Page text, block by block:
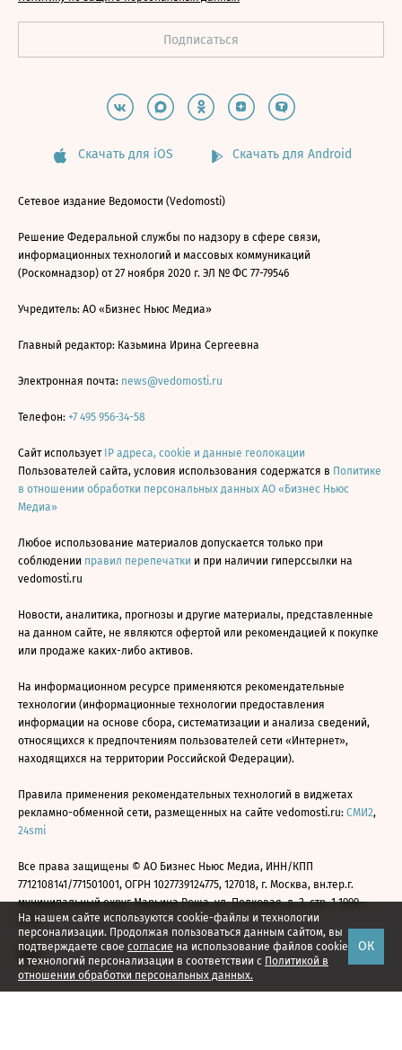
На нашем сайте используются cookie-файлы и технологии
персонализации. Продолжая пользоваться данным сайтом, вы
подтверждаете свое согласие на использование файлов cookie
и технологий персонализации в соответствии с Политикой в
отношении обработки персональных данных.
ОК
Скачать для iOS Скачать для Android
Сетевое издание Ведомости (Vedomosti)
Решение Федеральной службы по надзору в сфере связи,
информационных технологий и массовых коммуникаций
(Роскомнадзор) от 27 ноября 2020 г. ЭЛ № ФС 77-79546
Учредитель: АО «Бизнес Ньюс Медиа»
Главный редактор: Казьмина Ирина Сергеевна
Электронная почта: news@vedomosti.ru
Телефон: +7 495 956-34-58
Сайт использует IP адреса, cookie и данные геолокации
Пользователей сайта, условия использования содержатся в Политике
в отношении обработки персональных данных АО «Бизнес Ньюс
Медиа»
Любое использование материалов допускается только при
соблюдении правил перепечатки и при наличии гиперссылки на
vedomosti.ru
Новости, аналитика, прогнозы и другие материалы, представленные
на данном сайте, не являются офертой или рекомендацией к покупке
или продаже каких-либо активов.
На информационном ресурсе применяются рекомендательные
технологии (информационные технологии предоставления
информации на основе сбора, систематизации и анализа сведений,
относящихся к предпочтениям пользователей сети «Интернет»,
находящихся на территории Российской Федерации).
Правила применения рекомендательных технологий в виджетах
рекламно-обменной сети, размещенных на сайте vedomosti.ru: СМИ2,
24smi
Все права защищены © АО Бизнес Ньюс Медиа, ИНН/КПП
7712108141/771501001, ОГРН 1027739124775, 127018, г. Москва, вн.тер.г.
муниципальный округ Марьина Роща, ул. Полковая, д. 3, стр. 1 1999—
2026